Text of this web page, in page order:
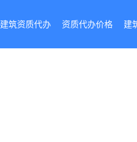
建筑资质代办 资质代办价格 建